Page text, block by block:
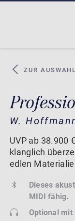
ZUR AUSWAHL
W.
UVP ab 38.900
klanglich
edlen
Dieses
MIDI fähig.
Optional mit